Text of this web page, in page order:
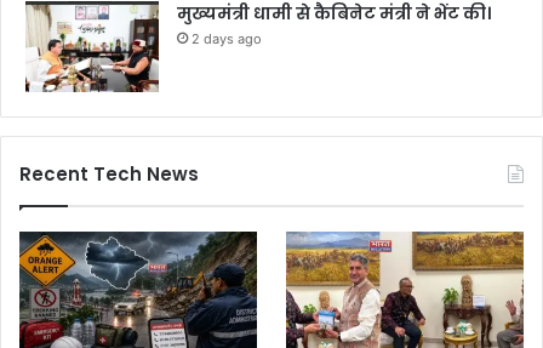
मुख्यमंत्री धामी से कैबिनेट मंत्री ने भेंट की।
2 days ago
Recent Tech News